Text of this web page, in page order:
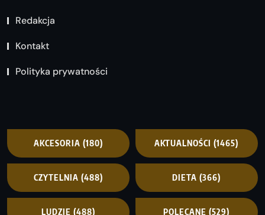
Redakcja
Kontakt
Polityka prywatności
AKCESORIA (180) AKTUALNOŚCI (1465)
CZYTELNIA (488) DIETA (366)
LUDZIE (488) POLECANE (529)